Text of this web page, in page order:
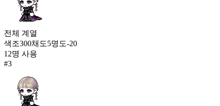
타임 칸타빌레(여)
181
507
스우 블랙윙 제복
전체 계열
색조300채도5명도-20
12명 사용
#3